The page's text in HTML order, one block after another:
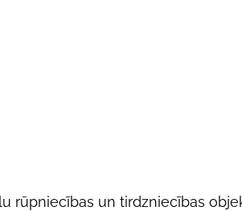
rūpniecības un tirdzniecības